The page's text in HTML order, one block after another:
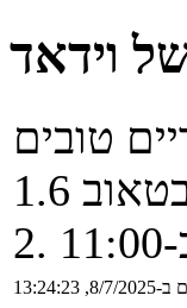
וידאד
13:24:23